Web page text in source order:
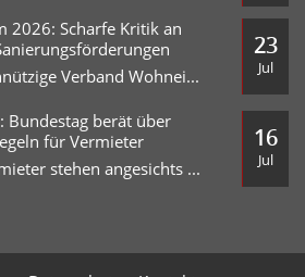
23
Jul
2026: Scharfe Kritik an
Der gemeinnützige Verband Wohneigentum übt scharfe Kritik an den zum
16
Jul
Bundestag berät über
für Vermieter
Private Vermieter stehen angesichts steigender Energie- und Lebenshaltungskosten zunehmend unter